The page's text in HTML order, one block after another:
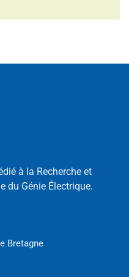
à la Recherche et
du Génie Électrique.
Bretagne